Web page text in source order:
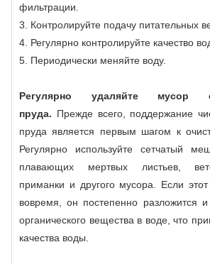
фильтрации.
3. Контролируйте подачу питательных
4. Регулярно контролируйте качество
5. Периодически меняйте воду.
Регулярно удаляйте мусор
пруда. Прежде всего, поддержание
пруда является первым шагом к
Регулярно используйте сетчатый
плавающих мертвых листьев,
приманки и другого мусора. Если
вовремя, он постепенно разложится и
органического вещества в воде, что
качества воды.